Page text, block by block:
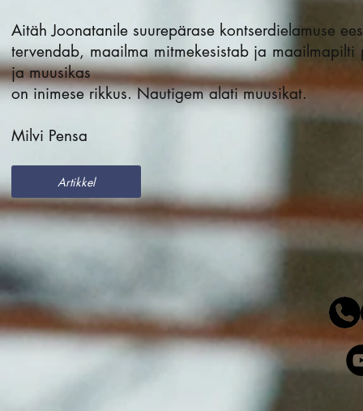
Aitäh Joonatanile suurepärase kontserdielamuse
tervendab, maailma mitmekesistab ja
ja muusikas
on inimese rikkus. Nautigem alati muusikat.
Milvi Pensa
Artikkel